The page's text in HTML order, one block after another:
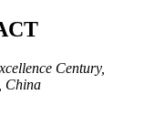
Century,
China